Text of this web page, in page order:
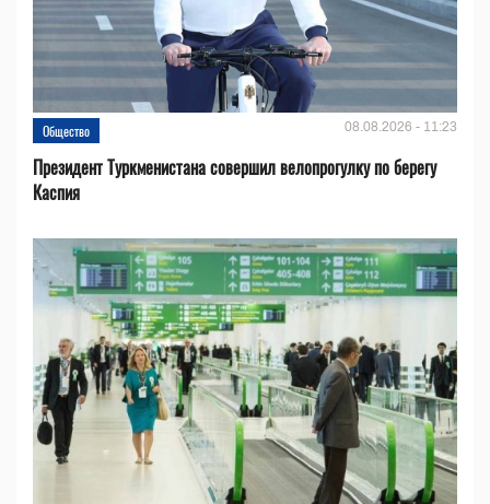
Общество 08.08.2026 - 11:23
Президент Туркменистана совершил велопрогулку по берегу
Каспия